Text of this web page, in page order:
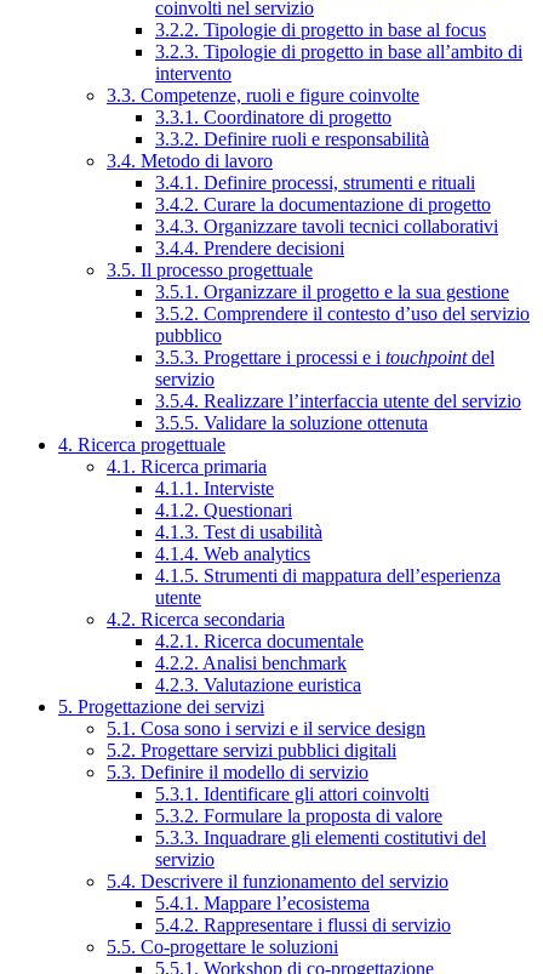
coinvolti nel servizio
3.2.2. Tipologie di progetto in base al focus
3.2.3. Tipologie di progetto in base all’ambito di
intervento
3.3. Competenze, ruoli e figure coinvolte
3.3.1. Coordinatore di progetto
3.3.2. Definire ruoli e responsabilità
3.4. Metodo di lavoro
3.4.1. Definire processi, strumenti e rituali
3.4.2. Curare la documentazione di progetto
3.4.3. Organizzare tavoli tecnici collaborativi
3.4.4. Prendere decisioni
3.5. Il processo progettuale
3.5.1. Organizzare il progetto e la sua gestione
3.5.2. Comprendere il contesto d’uso del servizio
pubblico
3.5.3. Progettare i processi e i touchpointdel
servizio
3.5.4. Realizzare l’interfaccia utente del servizio
3.5.5. Validare la soluzione ottenuta
4. Ricerca progettuale
4.1. Ricerca primaria
4.1.1. Interviste
4.1.2. Questionari
4.1.3. Test di usabilità
4.1.4. Web analytics
4.1.5. Strumenti di mappatura dell’esperienza
utente
4.2. Ricerca secondaria
4.2.1. Ricerca documentale
4.2.2. Analisi benchmark
4.2.3. Valutazione euristica
5. Progettazione dei servizi
5.1. Cosa sono i servizi e il service design
5.2. Progettare servizi pubblici digitali
5.3. Definire il modello di servizio
5.3.1. Identificare gli attori coinvolti
5.3.2. Formulare la proposta di valore
5.3.3. Inquadrare gli elementi costitutivi del
servizio
5.4. Descrivere il funzionamento del servizio
5.4.1. Mappare l’ecosistema
5.4.2. Rappresentare i flussi di servizio
5.5. Co-progettare le soluzioni
5.5.1. Workshop di co-progettazione